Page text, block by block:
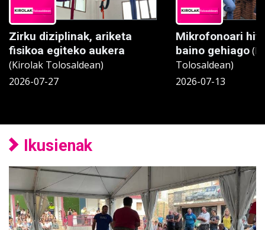
Zirku diziplinak, ariketa
fisikoa egiteko aukera
(Kirolak Tolosaldean)
2026-07-27
Mikrofonoari
baino gehiago
Tolosaldean)
2026-07-13
Ikusienak